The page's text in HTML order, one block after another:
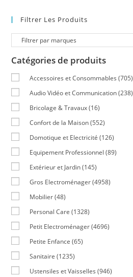
Filtrer Les Produits
Catégories de produits
Accessoires et Consommables (705)
Audio Vidéo et Communication (238)
Bricolage & Travaux (16)
Confort de la Maison (552)
Domotique et Electricité (126)
Equipement Professionnel (89)
Extérieur et Jardin (145)
Gros Electroménager (4958)
Mobilier (48)
Personal Care (1328)
Petit Electroménager (4696)
Petite Enfance (65)
Sanitaire (1235)
Ustensiles et Vaisselles (946)